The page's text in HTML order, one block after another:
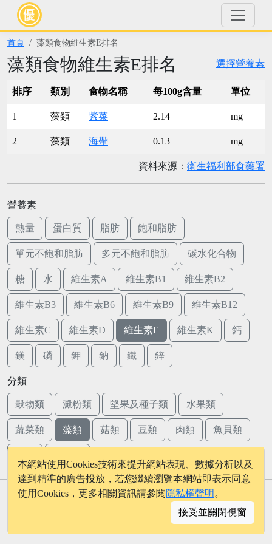
首頁 藻類食物維生素E排名
選擇營養素
藻類食物維生素E排名
排序 類別 食物名稱 每100g含量 單位
1 藻類 紫菜 2.14 mg
2 藻類 海帶 0.13 mg
資料來源： 衛生福利部食藥署
營養素
熱量 蛋白質 脂肪 飽和脂肪
單元不飽和脂肪 多元不飽和脂肪 碳水化合物
糖 水 維生素A 維生素B1 維生素B2
維生素B3 維生素B6 維生素B9 維生素B12
維生素C 維生素D 維生素E 維生素K 鈣
鎂 磷 鉀 鈉 鐵 鋅
分類
穀物類 澱粉類 堅果及種子類 水果類
蔬菜類 藻類 菇類 豆類 肉類 魚貝類
© 2026 - onelife.tw
│聯絡我們
本網站使用Cookies技術來提升網站表現、數據分析以及
達到精準的廣告投放，若您繼續瀏覽本網站即表示同意
使用Cookies，更多相關資訊請參閱 隱私權聲明 。
接受並關閉視窗